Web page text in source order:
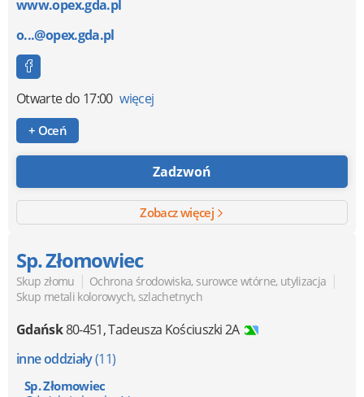
www.opex.gda.pl
o...@opex.gda.pl
Otwartedo 17:00 więcej
+ Oceń
Zadzwoń
Zobacz więcej
Sp. Złomowiec
Skup złomu | Ochrona środowiska, surowce wtórne, utylizacja |
Skup metali kolorowych, szlachetnych
Gdańsk80-451,Tadeusza Kościuszki 2A
inne oddziały(11)
Sp. Złomowiec